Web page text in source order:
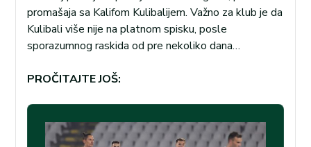
promašaja sa Kalifom Kulibalijem. Važno za klub je da
Kulibali više nije na platnom spisku, posle
sporazumnog raskida od pre nekoliko dana…
PROČITAJTE JOŠ: